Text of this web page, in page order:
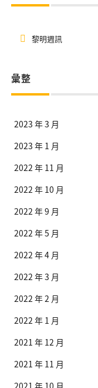
黎明週訊
彙整
2023 年 3 月
2023 年 1 月
2022 年 11 月
2022 年 10 月
2022 年 9 月
2022 年 5 月
2022 年 4 月
2022 年 3 月
2022 年 2 月
2022 年 1 月
2021 年 12 月
2021 年 11 月
2021 年 10 月